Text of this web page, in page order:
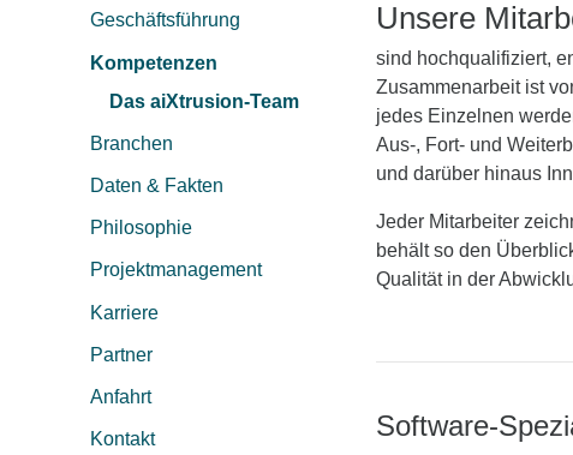
Geschäftsführung
Kompetenzen
Das aiXtrusion-Team
Branchen
Daten & Fakten
Philosophie
Projektmanagement
Karriere
Partner
Anfahrt
Kontakt
Unsere
sind hochqualifiziert,
Zusammenarbeit ist
jedes Einzelnen
Aus-, Fort- und
und darüber hinaus
Jeder Mitarbeiter
behält so den
Qualität in der
Software-